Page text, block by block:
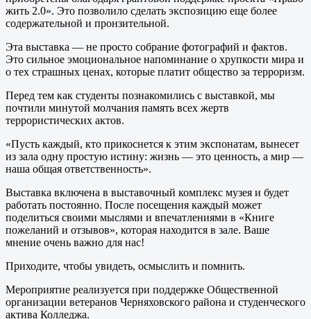
жить 2.0». Это позволило сделать экспозицию еще более
содержательной и пронзительной.
Эта выставка — не просто собрание фотографий и фактов.
Это сильное эмоциональное напоминание о хрупкости мира и
о тех страшных ценах, которые платит общество за терроризм.
Перед тем как студенты познакомились с выставкой, мы
почтили минутой молчания память всех жертв
террористических актов.
«Пусть каждый, кто прикоснется к этим экспонатам, вынесет
из зала одну простую истину: жизнь — это ценность, а мир —
наша общая ответственность».
Выставка включена в выставочный комплекс музея и будет
работать постоянно. После посещения каждый может
поделиться своими мыслями и впечатлениями в «Книге
пожеланий и отзывов», которая находится в зале. Ваше
мнение очень важно для нас!
Приходите, чтобы увидеть, осмыслить и помнить.
Мероприятие реализуется при поддержке Общественной
организации ветеранов Черняховского района и студенческого
актива Колледжа.